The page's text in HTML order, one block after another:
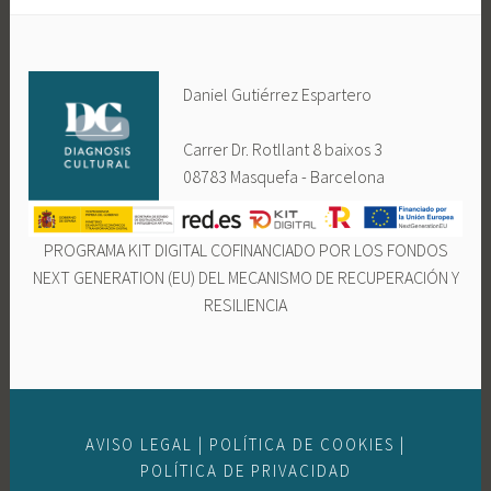
Daniel Gutiérrez Espartero
Carrer Dr. Rotllant 8 baixos 3
08783 Masquefa - Barcelona
PROGRAMA KIT DIGITAL COFINANCIADO POR LOS FONDOS
NEXT GENERATION (EU) DEL MECANISMO DE RECUPERACIÓN Y
RESILIENCIA
AVISO LEGAL POLÍTICA DE COOKIES
POLÍTICA DE PRIVACIDAD